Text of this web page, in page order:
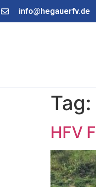
info@hegauerfv.de
Tag:
HFV